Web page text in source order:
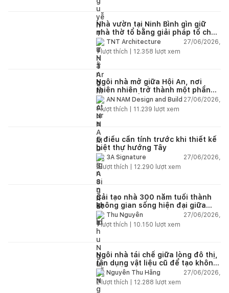
Nhà vườn tại Ninh Bình gìn giữ
nhà thờ tổ bằng giải pháp tổ chức
lại không gian
TNT Architecture
27/06/2026,
1lượt thích | 12.358 lượt xem
Ngôi nhà mở giữa Hội An, nơi
thiên nhiên trở thành một phần
của cuộc sống
AN NAM Design and Build 27/06/2026,
1lượt thích | 11.239 lượt xem
5 điều cần tính trước khi thiết kế
biệt thự hướng Tây
3A Signature
27/06/2026,
2lượt thích | 12.290 lượt xem
Cải tạo nhà 300 năm tuổi thành
không gian sống hiện đại giữa
thiên nhiên
Thu Nguyễn
27/06/2026,
1lượt thích | 10.150 lượt xem
Ngôi nhà tái chế giữa lòng đô thị,
tận dụng vật liệu cũ để tạo không
gian sống linh hoạt
Nguyễn Thu Hằng
27/06/2026,
2lượt thích | 12.288 lượt xem